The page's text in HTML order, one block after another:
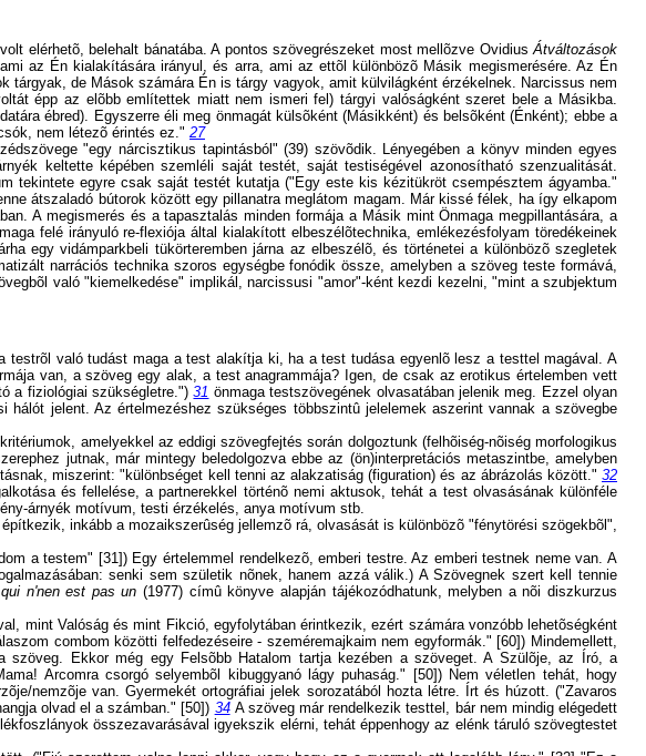
elérhetõ, belehalt bánatába. A pontos szövegrészeket most mellõzve OvidiusÁtváltozások
az Én kialakítására irányul, és arra, ami az ettõl különbözõ Másik megismerésére. Az Én
de Mások számára Én is tárgy vagyok, amit külvilágként érzékelnek. Narcissus nem
épp az elõbb említettek miatt nem ismeri fel) tárgyi valóságként szeret bele a Másikba.
ébred). Egyszerre éli meg önmagát külsõként (Másikként) és belsõként (Énként); ebbe a
nem létezõ érintés ez." 27
"egy nárcisztikus tapintásból" (39) szövõdik. Lényegében a könyv minden egyes
keltette képében szemléli saját testét, saját testiségével azonosítható szenzualitását.
tekintete egyre csak saját testét kutatja ("Egy este kis kézitükröt csempésztem ágyamba."
átszaladó bútorok között egy pillanatra meglátom magam. Már kissé félek, ha így elkapom
A megismerés és a tapasztalás minden formája a Másik mint Önmaga megpillantására, a
felé irányuló re-flexiója által kialakított elbeszélõtechnika, emlékezésfolyam töredékeinek
egy vidámparkbeli tükörteremben járna az elbeszélõ, és történetei a különbözõ szegletek
narrációs technika szoros egységbe fonódik össze, amelyben a szöveg teste formává,
való "kiemelkedése" implikál, narcissusi "amor"-ként kezdi kezelni, "mint a szubjektum
való tudást maga a test alakítja ki, ha a test tudása egyenlõ lesz a testtel magával. A
van, a szöveg egy alak, a test anagrammája? Igen, de csak az erotikus értelemben vett
a fiziológiai szükségletre.")31 önmaga testszövegének olvasatában jelenik meg. Ezzel olyan
jelent. Az értelmezéshez szükséges többszintû jelelemek aszerint vannak a szövegbe
amelyekkel az eddigi szövegfejtés során dolgoztunk (felhõiség-nõiség morfologikus
jutnak, már mintegy beledolgozva ebbe az (ön)interpretációs metaszintbe, amelyben
miszerint: "különbséget kell tenni az alakzatiság (figuration) és az ábrázolás között." 32
és fellelése, a partnerekkel történõ nemi aktusok, tehát a test olvasásának különféle
árnyék motívum, testi érzékelés, anya motívum stb.
inkább a mozaikszerûség jellemzõ rá, olvasását is különbözõ "fénytörési szögekbõl",
a testem" [31]) Egy értelemmel rendelkezõ, emberi testre. Az emberi testnek neme van. A
senki sem születik nõnek, hanem azzá válik.) A Szövegnek szert kell tennie
n'nen est pas un(1977) címû könyve alapján tájékozódhatunk, melyben a nõi diszkurzus
mint Valóság és mint Fikció, egyfolytában érintkezik, ezért számára vonzóbb lehetõségként
combom közötti felfedezéseire - szeméremajkaim nem egyformák." [60]) Mindemellett,
Ekkor még egy Felsõbb Hatalom tartja kezében a szöveget. A Szülõje, az Író, a
Arcomra csorgó selyembõl kibuggyanó lágy puhaság." [50]) Nem véletlen tehát, hogy
nemzõje van. Gyermekét ortográfiai jelek sorozatából hozta létre. Írt és húzott. ("Zavaros
olvad el a számban." [50]) 34 A szöveg már rendelkezik testtel, bár nem mindig elégedett
összezavarásával igyekszik elérni, tehát éppenhogy az elénk táruló szövegtestet